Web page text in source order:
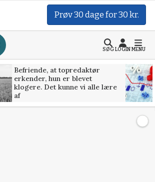
Prøv 30 dage for 30 kr.
SØGLOGINMENU
Befriende, at topredaktør
erkender, hun er blevet
klogere. Det kunne vi alle lære
af